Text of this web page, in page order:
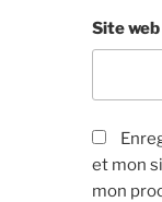
Site web
et mon
mon